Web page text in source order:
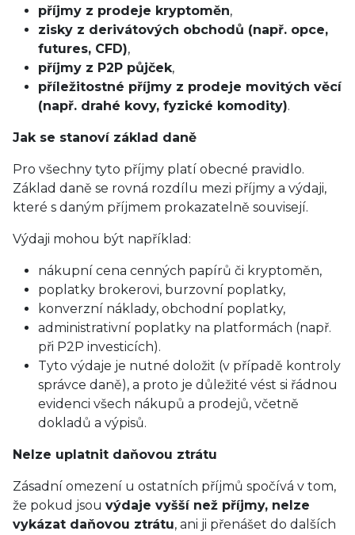
příjmy z prodeje kryptoměn,
zisky z derivátových obchodů (např. opce,
futures, CFD),
příjmy z P2P půjček,
příležitostné příjmy z prodeje movitých věcí
(např. drahé kovy, fyzické komodity).
Jak se stanoví základ daně
Pro všechny tyto příjmy platí obecné pravidlo.
Základ daně se rovná rozdílu mezi příjmy a výdaji,
které s daným příjmem prokazatelně souvisejí.
Výdaji mohou být například:
nákupní cena cenných papírů či kryptoměn,
poplatky brokerovi, burzovní poplatky,
konverzní náklady, obchodní poplatky,
administrativní poplatky na platformách (např.
při P2P investicích).
Tyto výdaje je nutné doložit (v případě kontroly
správce daně), a proto je důležité vést si řádnou
evidenci všech nákupů a prodejů, včetně
dokladů a výpisů.
Nelze uplatnit daňovou ztrátu
Zásadní omezení u ostatních příjmů spočívá v tom,
že pokud jsou výdaje vyšší než příjmy, nelze
vykázat daňovou ztrátu, ani ji přenášet do dalších